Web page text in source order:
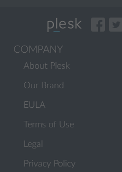
COMPANY
About Plesk
Our Brand
EULA
Terms of Use
Legal
Privacy Policy